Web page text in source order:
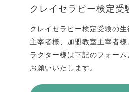
クレイセラピー検定受
クレイセラピー検定受験の
主宰者様、加盟教室主宰者
ラクター様は下記のフォー
お願いいたします。